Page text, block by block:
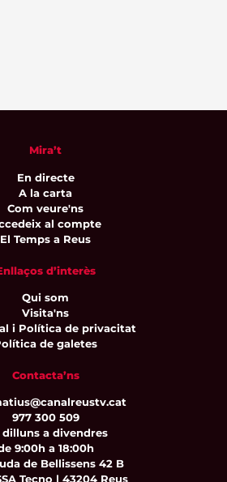
Mira’t
En directe
A la carta
Com veure'ns
al compte
El Temps a Reus
d’interès
Qui som
Visita'ns
i Política de privacitat
de galetes
Contacta’ns
977 300 509
dilluns a divendres
9:00h a 18:00h
de Bellissens 42 B
Tecno | 43204 Reus